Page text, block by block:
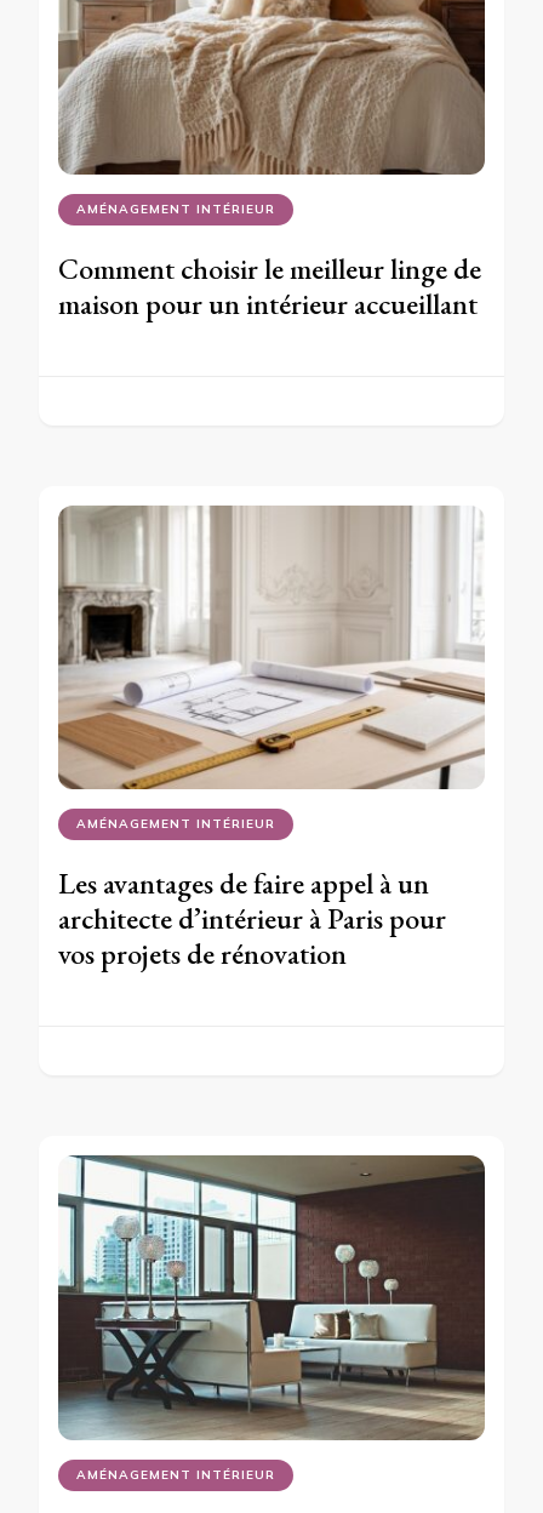
AMÉNAGEMENT INTÉRIEUR
Comment choisir le meilleur linge de
maison pour un intérieur accueillant
AMÉNAGEMENT INTÉRIEUR
Les avantages de faire appel à un
architecte d’intérieur à Paris pour
vos projets de rénovation
AMÉNAGEMENT INTÉRIEUR